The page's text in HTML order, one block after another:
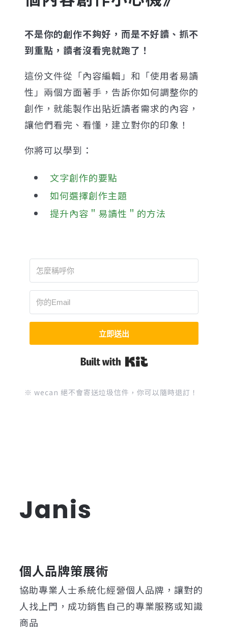
不是你的創作不夠好，而是不好讀、抓不
到重點，讀者沒看完就跑了！
這份文件從「內容編輯」和「使用者易讀
性」兩個方面著手，告訴你如何調整你的
創作，就能製作出貼近讀者需求的內容，
讓他們看完、看懂，建立對你的印象！
你將可以學到：
文字創作的要點
如何選擇創作主題
提升內容＂易讀性＂的方法
立即送出
※ wecan 絕不會寄送垃圾信件，你可以隨時退訂！
Janis
個人品牌策展術
協助專業人士系統化經營個人品牌，讓對的
人找上門，成功銷售自己的專業服務或知識
商品